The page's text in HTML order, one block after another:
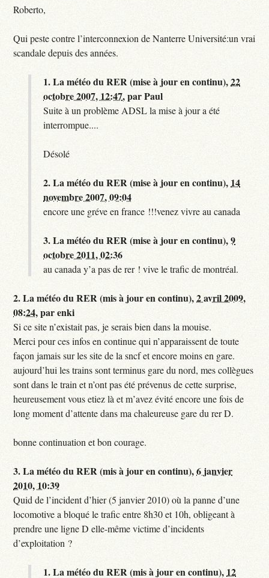
Roberto,
Qui peste contre l’interconnexion de Nanterre Université:un vrai
scandale depuis des années.
1.La météo du RER (mise à jour en continu),22
octobre 2007, 12:47,parPaul
Suite à un problème ADSL la mise à jour a été
interrompue....
Désolé
2.La météo du RER (mise à jour en continu), 14
novembre 2007, 09:04
encore une gréve en france !!!venez vivre au canada
3.La météo du RER (mise à jour en continu),9
octobre 2011, 02:36
au canada y’a pas de rer ! vive le trafic de montréal.
2.La météo du RER (mis à jour en continu),2 avril 2009,
08:24,parenki
Si ce site n’existait pas, je serais bien dans la mouise.
Merci pour ces infos en continue qui n’apparaissent de toute
façon jamais sur les site de la sncf et encore moins en gare.
aujourd’hui les trains sont terminus gare du nord, mes collègues
sont dans le train et n’ont pas été prévenus de cette surprise,
heureusement vous etiez là et m’avez évité encore une fois de
long moment d’attente dans ma chaleureuse gare du rer D.
bonne continuation et bon courage.
3.La météo du RER (mis à jour en continu),6 janvier
2010, 10:39
Quid de l’incident d’hier (5 janvier 2010) où la panne d’une
locomotive a bloqué le trafic entre 8h30 et 10h, obligeant à
prendre une ligne D elle-même victime d’incidents
d’exploitation ?
1.La météo du RER (mis à jour en continu), 12